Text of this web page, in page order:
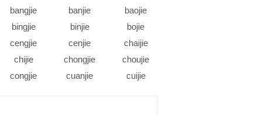
bangjie banjie
baojie
bingjie binjie
bojie
cengjie cenjie
chaijie
chijie chongjie
choujie
congjie cuanjie
cuijie